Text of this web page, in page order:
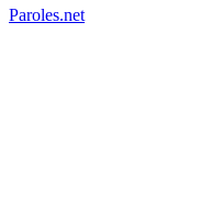
Paroles.net